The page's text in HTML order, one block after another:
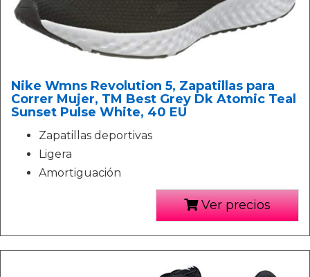
Nike Wmns Revolution 5, Zapatillas para
Correr Mujer, TM Best Grey Dk Atomic Teal
Sunset Pulse White, 40 EU
Zapatillas deportivas
Ligera
Amortiguación
Ver precios